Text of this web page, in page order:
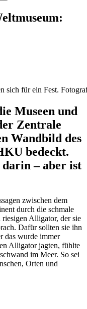
sich für ein Fest.
Museen und
Zentrale
Wandbild des
bedeckt.
darin – aber ist
zwischen dem
durch die schmale
riesigen Alligator, der sie
Dafür sollten sie ihn
das wurde immer
Alligator jagten, fühlte
im Meer. So sei
Orten und